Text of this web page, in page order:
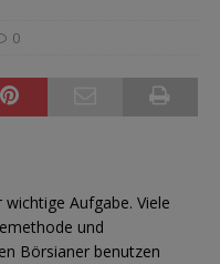
0
Aufgabe. Viele
und
Börsianer benutzen